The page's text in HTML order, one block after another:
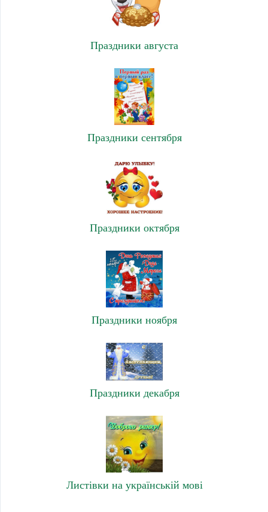
Праздники августа
Праздники сентября
Праздники октября
Праздники ноября
Праздники декабря
Листівки на українській мові